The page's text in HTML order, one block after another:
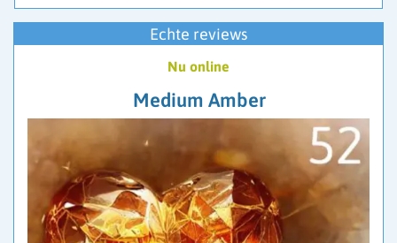
Echte reviews
Nu online
Medium Amber